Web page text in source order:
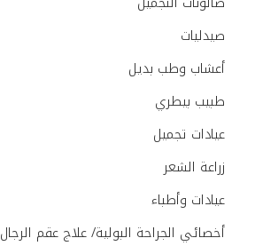
صيدليات
أعشاب وطب بديل
طبيب بيطري
عيادات تجميل
زراعة الشعر
عيادات وأطباء
أخصائي الجراحة البولية/ علاج عقم الرجال